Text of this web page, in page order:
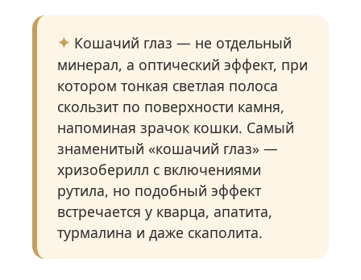
Кошачий глаз — не отдельный
минерал, а оптический эффект, при
котором тонкая светлая полоса
скользит по поверхности камня,
напоминая зрачок кошки. Самый
знаменитый «кошачий глаз» —
хризоберилл с включениями
рутила, но подобный эффект
встречается у кварца, апатита,
турмалина и даже скаполита.